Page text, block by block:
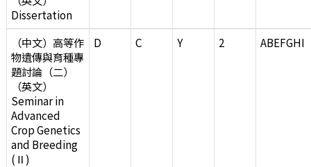
Dissertation
（中文）高等作
物遺傳與育種專
題討論（二）
（英文）
Seminar in
Advanced
Crop Genetics
and Breeding
(Ⅱ)
D C Y 2 ABEFGHI